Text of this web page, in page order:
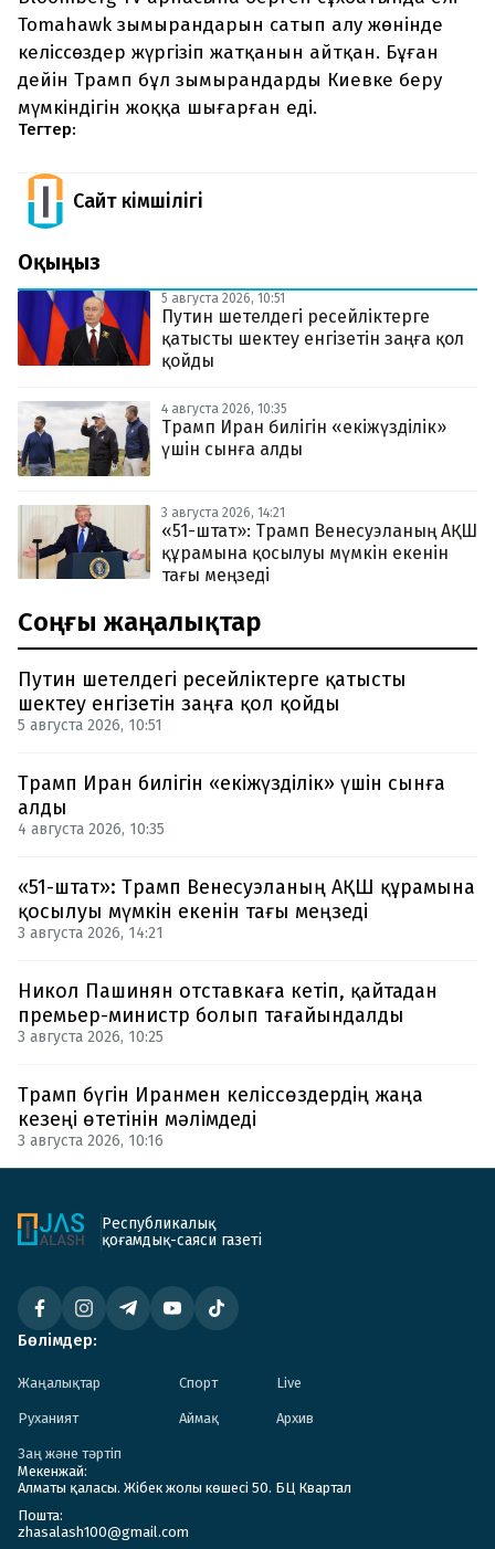
Tomahawk зымырандарын сатып алу жөнінде
келіссөздер жүргізіп жатқанын айтқан. Бұған
дейін Трамп бұл зымырандарды Киевке беру
мүмкіндігін жоққа шығарған еді.
Тегтер:
Сайт Әкімшілігі
Оқыңыз
5 августа 2026, 10:51
Путин шетелдегі ресейліктерге
қатысты шектеу енгізетін заңға қол
қойды
4 августа 2026, 10:35
Трамп Иран билігін «екіжүзділік»
үшін сынға алды
3 августа 2026, 14:21
«51-штат»: Трамп Венесуэланың АҚШ
құрамына қосылуы мүмкін екенін
тағы меңзеді
Соңғы жаңалықтар
Путин шетелдегі ресейліктерге қатысты
шектеу енгізетін заңға қол қойды
5 августа 2026, 10:51
Трамп Иран билігін «екіжүзділік» үшін сынға
алды
4 августа 2026, 10:35
«51-штат»: Трамп Венесуэланың АҚШ құрамына
қосылуы мүмкін екенін тағы меңзеді
3 августа 2026, 14:21
Никол Пашинян отставкаға кетіп, қайтадан
премьер-министр болып тағайындалды
3 августа 2026, 10:25
Трамп бүгін Иранмен келіссөздердің жаңа
кезеңі өтетінін мәлімдеді
3 августа 2026, 10:16
Республикалық
қоғамдық-саяси газеті
Бөлімдер:
Жаңалықтар Спорт Live
Руханият Аймақ Архив
Заң және тәртіп
Мекенжай:
Алматы қаласы. Жібек жолы көшесі 50. БЦ Квартал
Пошта:
zhasalash100@gmail.com